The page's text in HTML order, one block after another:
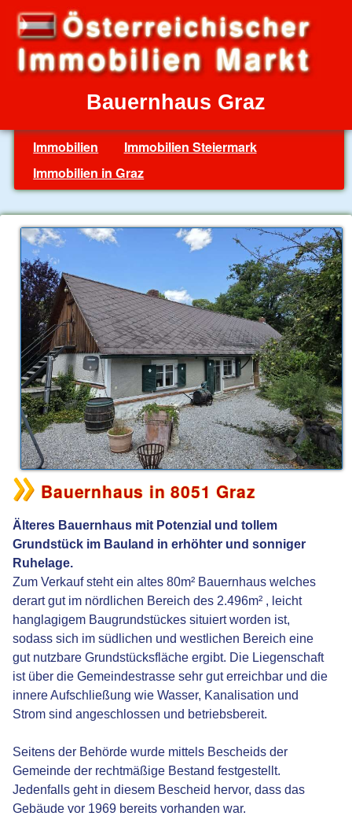
Bauernhaus Graz
Immobilien
Immobilien Steiermark
Immobilien in Graz
Bauernhaus in 8051 Graz
Älteres Bauernhaus mit Potenzial und tollem
Grundstück im Bauland in erhöhter und sonniger
Ruhelage.
Zum Verkauf steht ein altes 80m² Bauernhaus welches
derart gut im nördlichen Bereich des 2.496m² , leicht
hanglagigem Baugrundstückes situiert worden ist,
sodass sich im südlichen und westlichen Bereich eine
gut nutzbare Grundstücksfläche ergibt. Die Liegenschaft
ist über die Gemeindestrasse sehr gut erreichbar und die
innere Aufschließung wie Wasser, Kanalisation und
Strom sind angeschlossen und betriebsbereit.
Seitens der Behörde wurde mittels Bescheids der
Gemeinde der rechtmäßige Bestand festgestellt.
Jedenfalls geht in diesem Bescheid hervor, dass das
Gebäude vor 1969 bereits vorhanden war.